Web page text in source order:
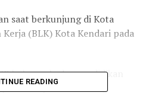
saat berkunjung di Kota
(BLK) Kota Kendari pada
bukan sekadar pendidikan
masyarakat kurang
READING